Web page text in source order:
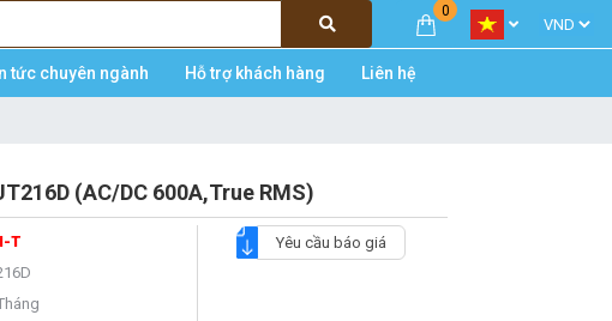
0
tức chuyên ngành Hỗ trợ khách hàng Liên hệ
(AC/DC 600A,True RMS)
T Yêu cầu báo giá